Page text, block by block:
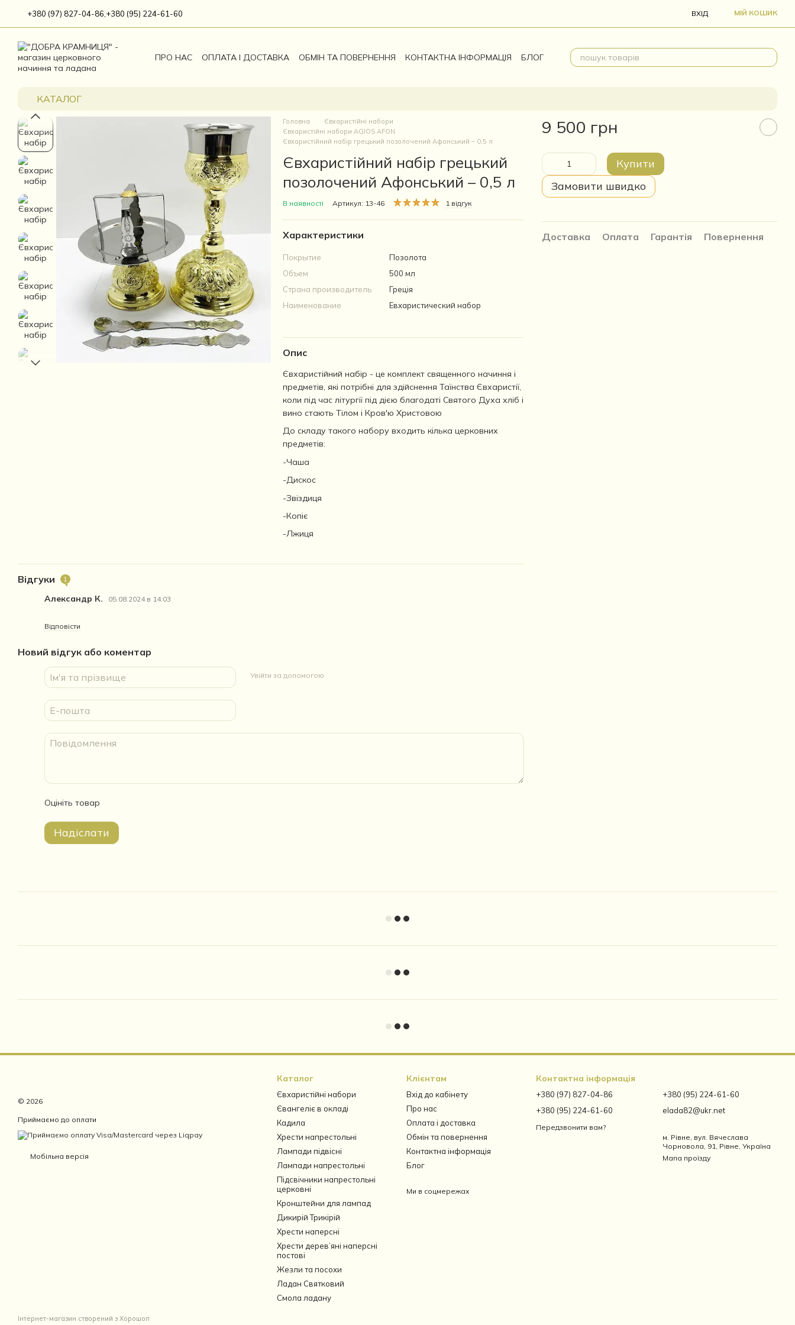
Перейти до основного контенту
+380 (97) 827-04-86, +380 (95) 224-61-60 ВХІД МІЙ КОШИК
ПРО НАС ОПЛАТА І ДОСТАВКА ОБМІН ТА ПОВЕРНЕННЯ КОНТАКТНА ІНФОРМАЦІЯ БЛОГ
КАТАЛОГ
Головна
Євхаристійні набори
Євхаристійні набори AGIOS AFON
Євхаристійний набір грецький позолочений Афонський – 0,5 л
Євхаристійний набір грецький
позолочений Афонський – 0,5 л
В наявності Артикул: 13-46 1 відгук
Характеристики
Покрытие
Позолота
Объем
500 мл
Страна производитель
Греція
Наименование
Евхаристический набор
Опис
Євхаристійний набір - це комплект священного начиння і
предметів, які потрібні для здійснення Таїнства Євхаристії,
коли під час літургії під дією благодаті Святого Духа хліб і
вино стають Тілом і Кров'ю Христовою
До складу такого набору входить кілька церковних
предметів:
-Чаша
-Дискос
-Звіздиця
-Копіє
-Лжиця
9 500 грн
Купити
Замовити швидко
Доставка Оплата Гарантія Повернення
Відгуки 1
Александр К. 05.08.2024 в 14:03
Відповісти
Новий відгук або коментар
Увійти за допомогою
Оцініть товар
Надіслати
© 2026
Приймаємо до оплати
Мобільна версія
Інтернет-магазин створений з Хорошоп
Каталог
Євхаристійні набори
Євангеліє в окладі
Кадила
Хрести напрестольні
Лампади підвісні
Лампади напрестольні
Підсвічники напрестольні
церковні
Кронштейни для лампад
Дикирій Трикірій
Хрести наперсні
Хрести дерев’яні наперсні
постові
Жезли та посохи
Ладан Святковий
Смола ладану
Клієнтам
Вхід до кабінету
Про нас
Оплата і доставка
Обмін та повернення
Контактна інформація
Блог
Ми в соцмережах
Контактна інформація
+380 (97) 827-04-86
+380 (95) 224-61-60
Передзвонити вам?
+380 (95) 224-61-60
elada82@ukr.net
м. Рівне, вул. Вячеслава
Чорновола, 91, Рівне, Україна
Мапа проїзду